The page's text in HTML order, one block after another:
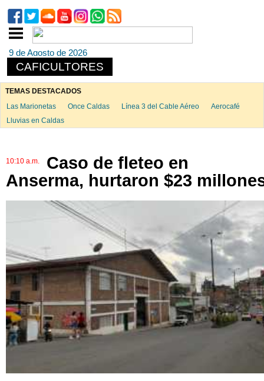
9 de Agosto de 2026
CAFICULTORES
TEMAS DESTACADOS
Las Marionetas
Once Caldas Línea 3 del Cable Aéreo
Aerocafé
Lluvias en Caldas
10:10 a.m.
Caso de fleteo en
Anserma, hurtaron $23